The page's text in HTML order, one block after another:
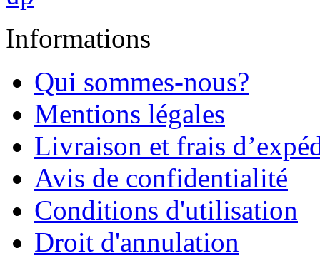
Informations
Qui sommes-nous?
Mentions légales
Livraison et frais
Avis de confidentialité
Conditions d'utilisation
Droit d'annulation